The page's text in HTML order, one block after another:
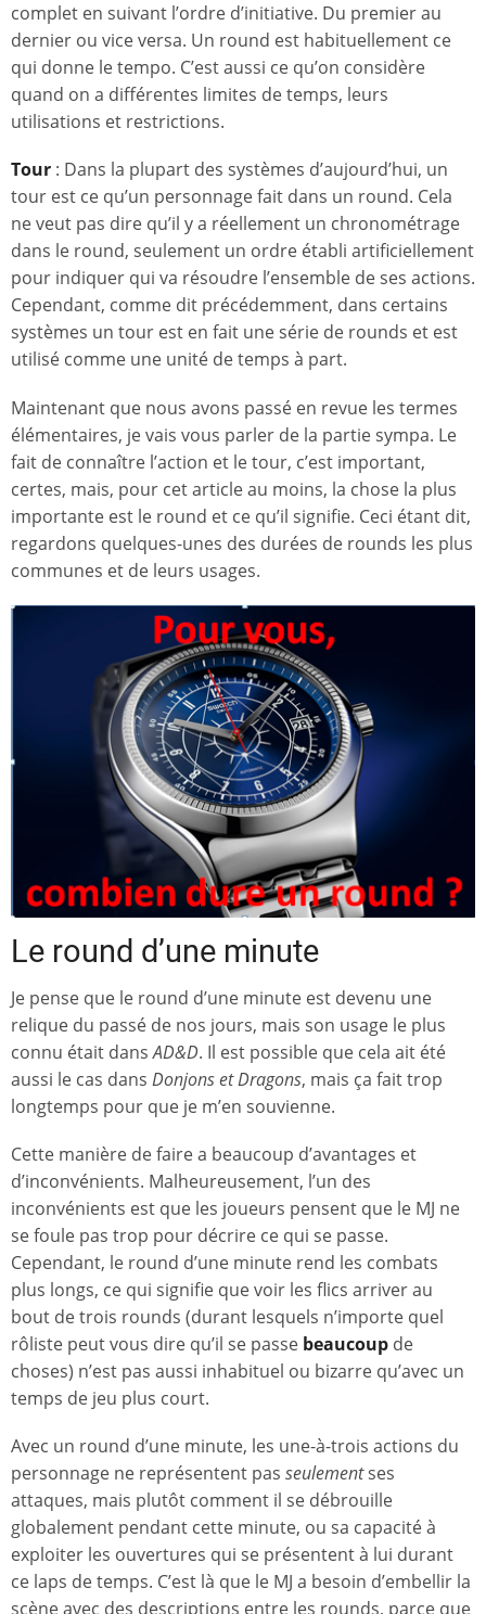
complet en suivant l’ordre d’initiative. Du premier au
dernier ou vice versa. Un round est habituellement ce
qui donne le tempo. C’est aussi ce qu’on considère
quand on a différentes limites de temps, leurs
utilisations et restrictions.
Tour : Dans la plupart des systèmes d’aujourd’hui, un
tour est ce qu’un personnage fait dans un round. Cela
ne veut pas dire qu’il y a réellement un chronométrage
dans le round, seulement un ordre établi artificiellement
pour indiquer qui va résoudre l’ensemble de ses actions.
Cependant, comme dit précédemment, dans certains
systèmes un tour est en fait une série de rounds et est
utilisé comme une unité de temps à part.
Maintenant que nous avons passé en revue les termes
élémentaires, je vais vous parler de la partie sympa. Le
fait de connaître l’action et le tour, c’est important,
certes, mais, pour cet article au moins, la chose la plus
importante est le round et ce qu’il signifie. Ceci étant dit,
regardons quelques-unes des durées de rounds les plus
communes et de leurs usages.
Le round d’une minute
Je pense que le round d’une minute est devenu une
relique du passé de nos jours, mais son usage le plus
connu était dansAD&D. Il est possible que cela ait été
aussi le cas dans Donjons et Dragons, mais ça fait trop
longtemps pour que je m’en souvienne.
Cette manière de faire a beaucoup d’avantages et
d’inconvénients. Malheureusement, l’un des
inconvénients est que les joueurs pensent que le MJ ne
se foule pas trop pour décrire ce qui se passe.
Cependant, le round d’une minute rend les combats
plus longs, ce qui signifie que voir les flics arriver au
bout de trois rounds (durant lesquels n’importe quel
rôliste peut vous dire qu’il se passe beaucoup de
choses) n’est pas aussi inhabituel ou bizarre qu’avec un
temps de jeu plus court.
Avec un round d’une minute, les une-à-trois actions du
personnage ne représentent pas seulementses
attaques, mais plutôt comment il se débrouille
globalement pendant cette minute, ou sa capacité à
exploiter les ouvertures qui se présentent à lui durant
ce laps de temps. C’est là que le MJ a besoin d’embellir la
scène avec des descriptions entre les rounds, parce que